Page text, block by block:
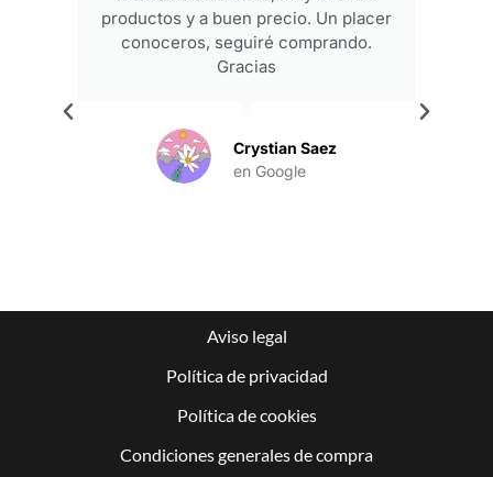
productos y a buen precio. Un placer
conoceros, seguiré comprando.
Gracias
Crystian Saez
en Google
Aviso legal
Política de privacidad
Política de cookies
Condiciones generales de compra